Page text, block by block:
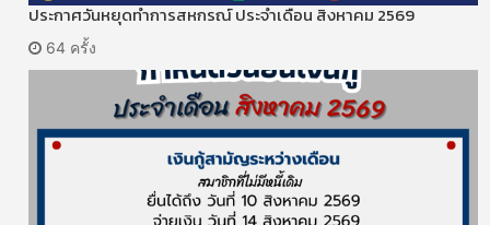
ประกาศวันหยุดทำการสหกรณ์ ประจำเดือน สิงหาคม 2569
64 ครั้ง